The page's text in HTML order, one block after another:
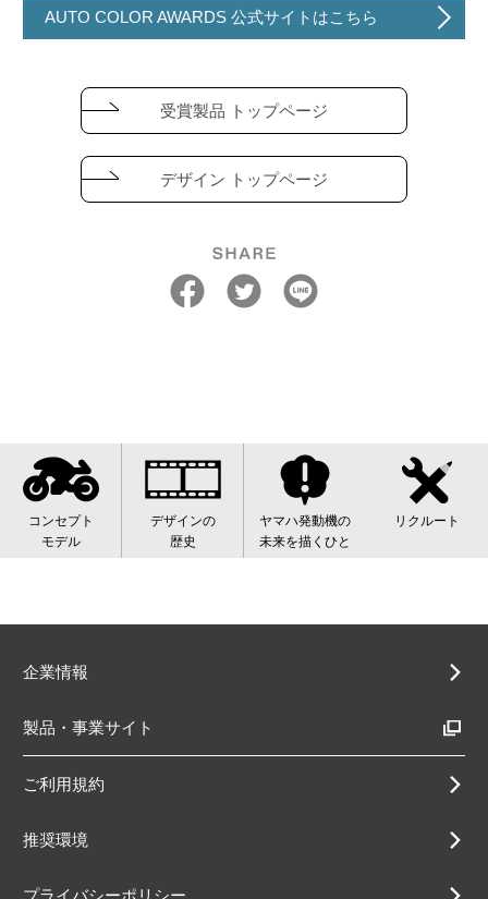
AUTO COLOR AWARDS 公式サイトはこちら
受賞製品 トップページ
デザイン トップページ
コンセプト
モデル
デザインの
歴史
ヤマハ発動機の
未来を描くひと
リクルート
企業情報
製品・事業サイト
ご利用規約
推奨環境
プライバシーポリシー